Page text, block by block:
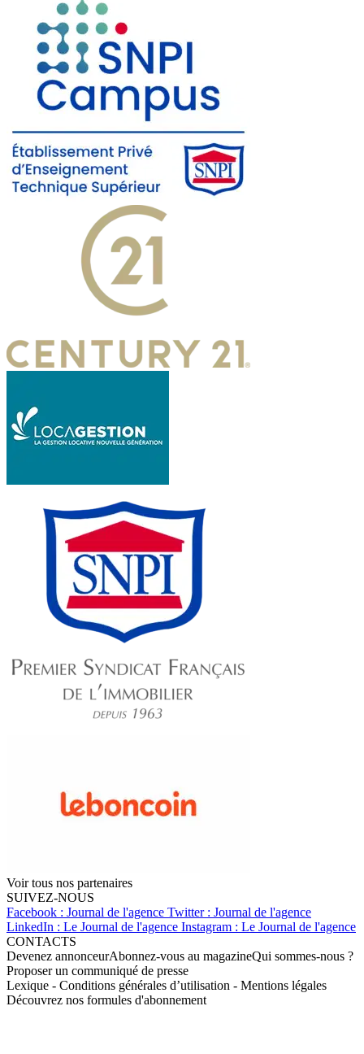
Voir tous nos partenaires
SUIVEZ-NOUS
Facebook : Journal de l'agence Twitter : Journal de l'agence
LinkedIn : Le Journal de l'agence Instagram : Le Journal de l'agence
CONTACTS
Devenez annonceurAbonnez-vous au magazineQui sommes-nous ?
Proposer un communiqué de presse
Lexique - Conditions générales d’utilisation - Mentions légales
Découvrez nos formules d'abonnement